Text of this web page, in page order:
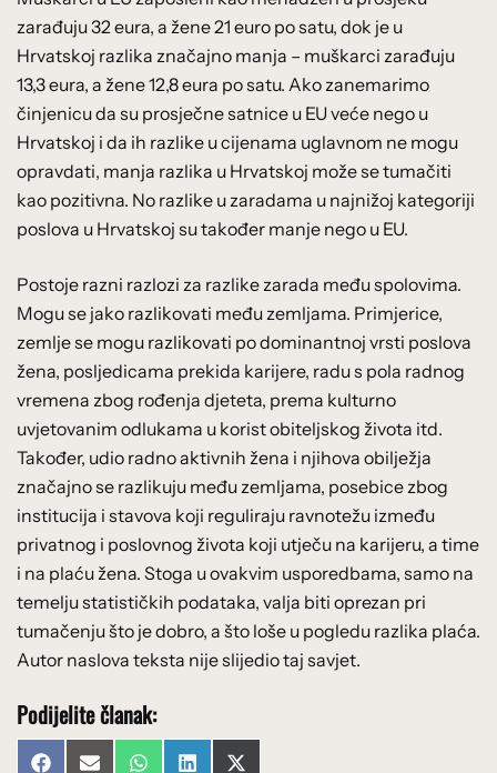
zarađuju 32 eura, a žene 21 euro po satu, dok je u
Hrvatskoj razlika značajno manja – muškarci zarađuju
13,3 eura, a žene 12,8 eura po satu. Ako zanemarimo
činjenicu da su prosječne satnice u EU veće nego u
Hrvatskoj i da ih razlike u cijenama uglavnom ne mogu
opravdati, manja razlika u Hrvatskoj može se tumačiti
kao pozitivna. No razlike u zaradama u najnižoj kategoriji
poslova u Hrvatskoj su također manje nego u EU.
Postoje razni razlozi za razlike zarada među spolovima.
Mogu se jako razlikovati među zemljama. Primjerice,
zemlje se mogu razlikovati po dominantnoj vrsti poslova
žena, posljedicama prekida karijere, radu s pola radnog
vremena zbog rođenja djeteta, prema kulturno
uvjetovanim odlukama u korist obiteljskog života itd.
Također, udio radno aktivnih žena i njihova obilježja
značajno se razlikuju među zemljama, posebice zbog
institucija i stavova koji reguliraju ravnotežu između
privatnog i poslovnog života koji utječu na karijeru, a time
i na plaću žena. Stoga u ovakvim usporedbama, samo na
temelju statističkih podataka, valja biti oprezan pri
tumačenju što je dobro, a što loše u pogledu razlika plaća.
Autor naslova teksta nije slijedio taj savjet.
Podijelite članak:
Share Share Share Share Share